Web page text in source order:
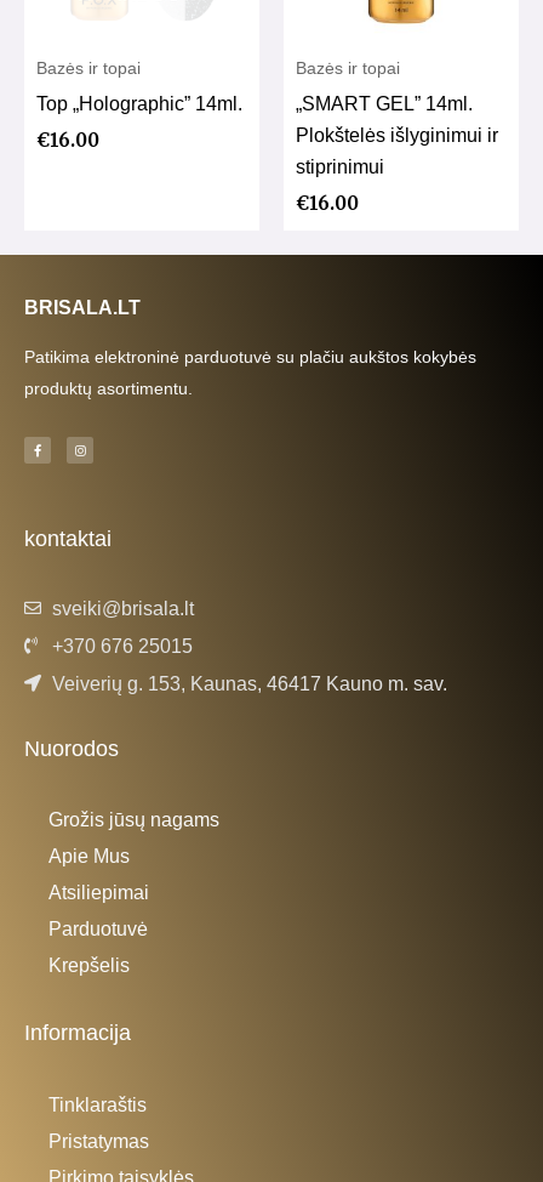
Bazės ir topai
Top „Holographic” 14ml.
€16.00
Bazės ir topai
„SMART GEL” 14ml.
Plokštelės išlyginimui ir
stiprinimui
€16.00
BRISALA.LT
Patikima elektroninė parduotuvė su plačiu aukštos kokybės
produktų asortimentu.
F
a
c
-
f
I
n
s
m
kontaktai
sveiki@brisala.lt
+370 676 25015
Veiverių g. 153, Kaunas, 46417 Kauno m. sav.
Nuorodos
Grožis jūsų nagams
Apie Mus
Atsiliepimai
Parduotuvė
Krepšelis
Informacija
Tinklaraštis
Pristatymas
Pirkimo taisyklės